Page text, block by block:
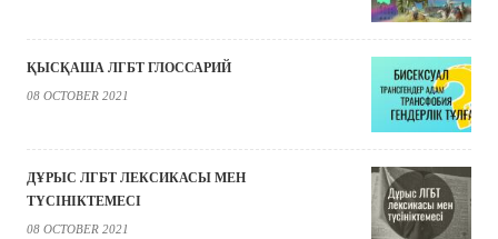
ҚЫСҚАША ЛГБТ ГЛОССАРИЙ
08 OCTOBER 2021
ДҰРЫС ЛГБТ ЛЕКСИКАСЫ МЕН
ТҮСІНІКТЕМЕСІ
08 OCTOBER 2021